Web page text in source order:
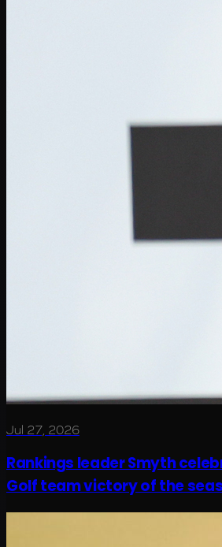
Jul 27, 2026
Rankings leader Smyth
Golf team victory of the